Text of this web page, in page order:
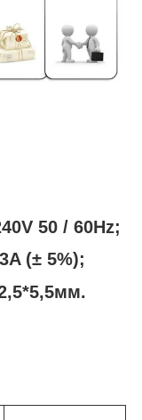
50 / 60Hz;
(± 5%);